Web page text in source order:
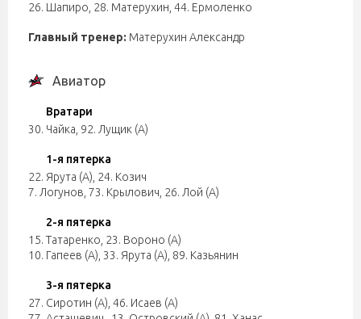
26. Шапиро 28. Матерухин 44. Ермоленко
Главный тренер: Матерухин Александр
Авиатор
Вратари
30. Чайка 92. Лущик (А)
1-я пятерка
22. Ярута (А) 24. Козич
7. Логунов 73. Крылович 26. Лой (А)
2-я пятерка
15. Татаренко 23. Вороно (А)
10. Гапеев (А) 33. Ярута (А) 89. Казьянин
3-я пятерка
27. Сиротин (А) 46. Исаев (А)